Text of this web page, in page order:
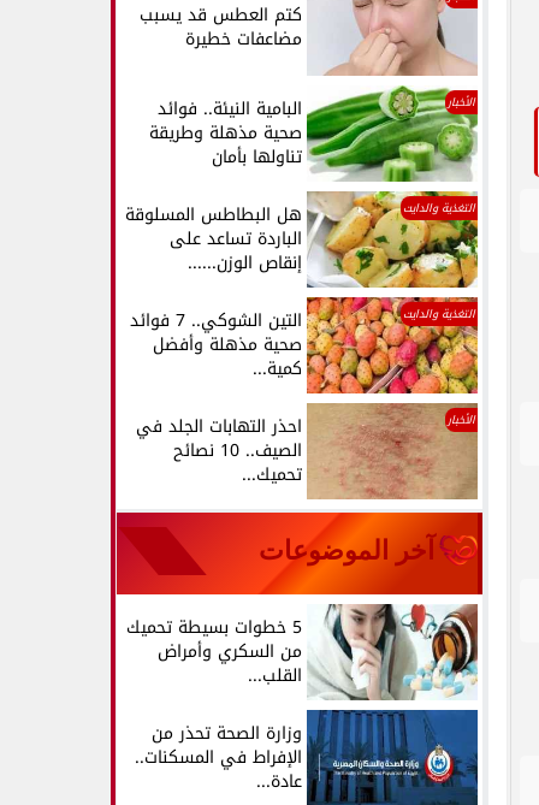
كتم العطس قد يسبب
مضاعفات خطيرة
الأخبار البامية النيئة.. فوائد
صحية مذهلة وطريقة
تناولها بأمان
التغذية والدايت هل البطاطس المسلوقة
الباردة تساعد على
إنقاص الوزن......
التغذية والدايت التين الشوكي.. 7 فوائد
صحية مذهلة وأفضل
كمية...
الأخبار احذر التهابات الجلد في
الصيف.. 10 نصائح
تحميك...
آخر الموضوعات
5 خطوات بسيطة تحميك
من السكري وأمراض
القلب...
وزارة الصحة تحذر من
الإفراط في المسكنات..
عادة...